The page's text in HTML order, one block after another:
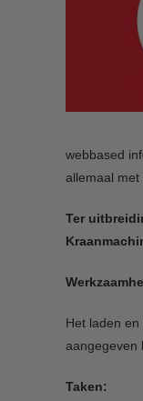
webbased
allemaal met
Ter
Het laden
aangegeven
Taken: